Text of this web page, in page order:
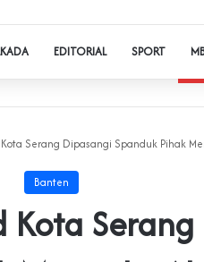
EDITORIAL SPORT
Serang Dipasangi Spanduk Pihak
Banten